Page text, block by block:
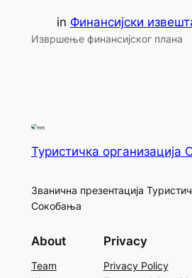
in Финансијски
Извршење финансијског плана
Туристичка организација
Званична презентација
Сокобања
About
Team
Privacy
Privacy Policy